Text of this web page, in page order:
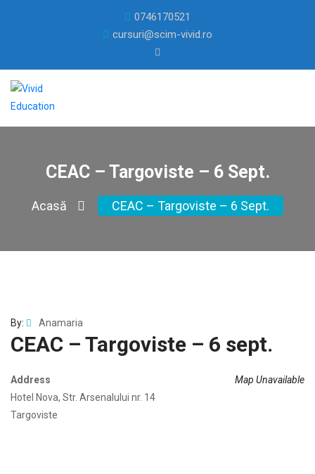
0746170521
cursuri@scim-vivid.ro
CEAC – Targoviste – 6 Sept.
Acasă CEAC – Targoviste – 6 Sept.
By: Anamaria
CEAC – Targoviste – 6 sept.
Map Unavailable
Address
Hotel Nova, Str. Arsenalului nr. 14
Targoviste